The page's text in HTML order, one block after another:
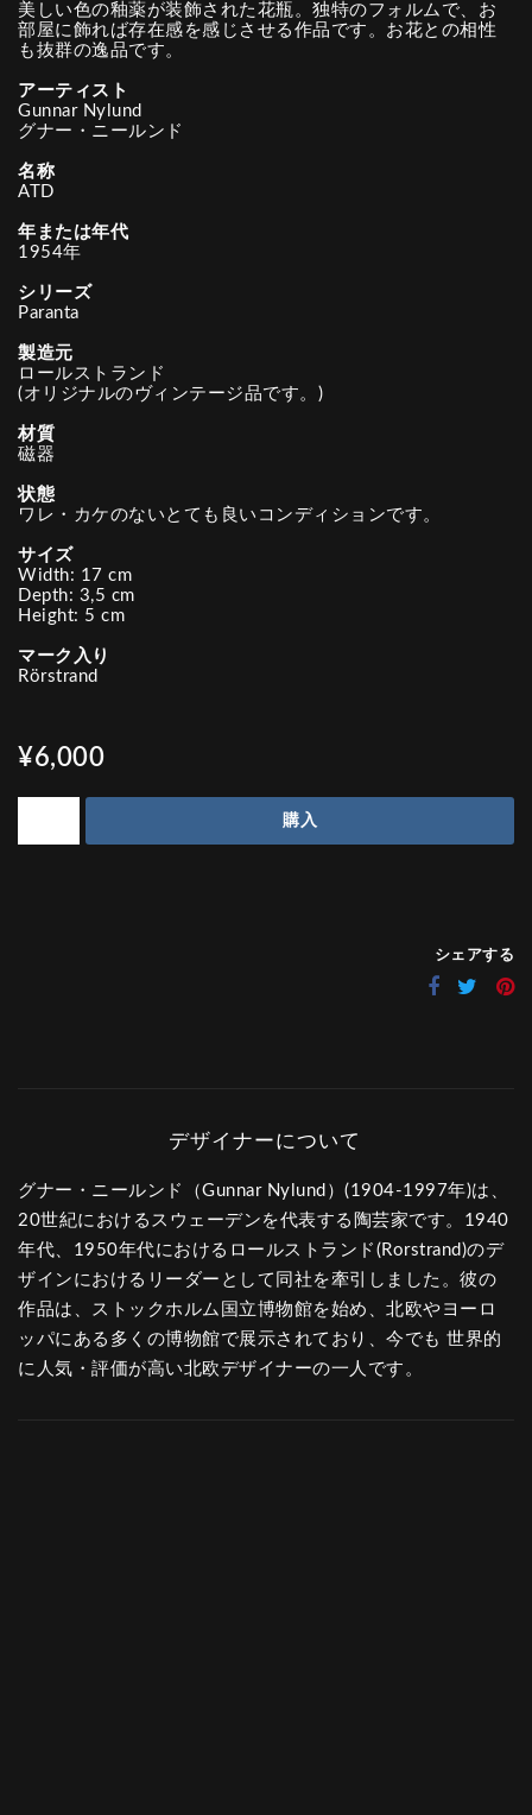
美しい色の釉薬が装飾された花瓶。独特のフォルムで、お
部屋に飾れば存在感を感じさせる作品です。お花との相性
も抜群の逸品です。
アーティスト
Gunnar Nylund
グナー・ニールンド
名称
ATD
年または年代
1954年
シリーズ
Paranta
製造元
ロールストランド
(オリジナルのヴィンテージ品です。)
材質
磁器
状態
ワレ・カケのないとても良いコンディションです。
サイズ
Width: 17 cm
Depth: 3,5 cm
Height: 5 cm
マーク入り
Rörstrand
¥6,000
購入
シェアする
グナー・ニールンド（Gunnar Nylund）(1904-1997年)は、
20世紀におけるスウェーデンを代表する陶芸家です。1940
年代、1950年代におけるロールストランド(Rorstrand)のデ
ザインにおけるリーダーとして同社を牽引しました。彼の
作品は、ストックホルム国立博物館を始め、北欧やヨーロ
ッパにある多くの博物館で展示されており、今でも 世界的
に人気・評価が高い北欧デザイナーの一人です。